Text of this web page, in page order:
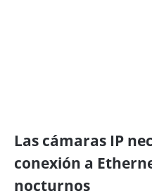
Las cámaras IP
conexión a
nocturnos